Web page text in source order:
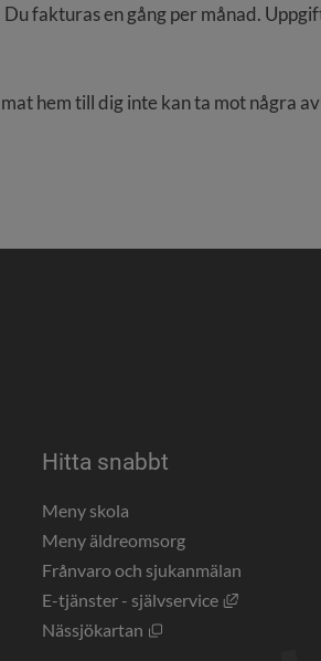
fakturas en gång per månad.
hem till dig inte kan ta mot några
Hitta snabbt
Meny skola
Meny äldreomsorg
Frånvaro och sjukanmälan
E-tjänster - självservice
Länk till
Nässjökartan